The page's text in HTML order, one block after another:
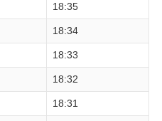
18:35
18:34
18:33
18:32
18:31